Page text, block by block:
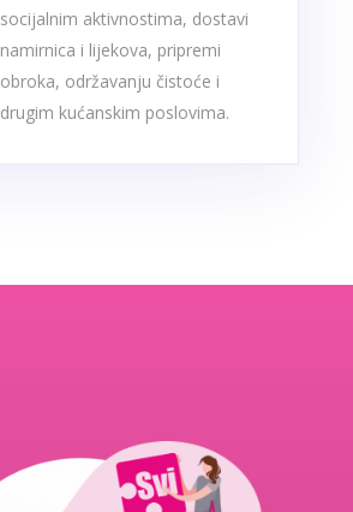
socijalnim aktivnostima, dostavi
namirnica i lijekova, pripremi
obroka, održavanju čistoće i
drugim kućanskim poslovima.